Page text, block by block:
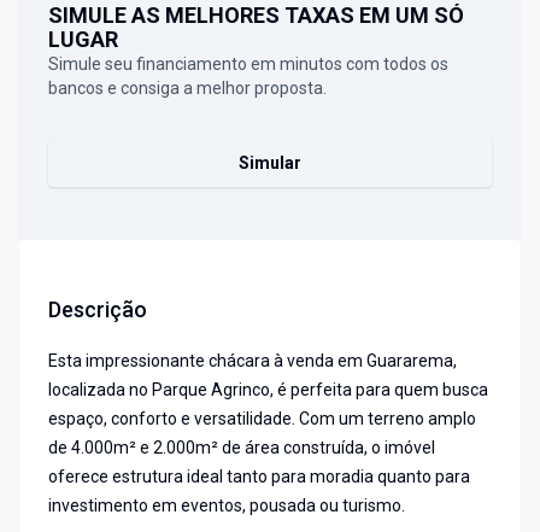
SIMULE AS MELHORES TAXAS EM UM SÓ
LUGAR
Simule seu financiamento em minutos com todos os
bancos e consiga a melhor proposta.
Simular
Descrição
Esta impressionante chácara à venda em Guararema,
localizada no Parque Agrinco, é perfeita para quem busca
espaço, conforto e versatilidade. Com um terreno amplo
de 4.000m² e 2.000m² de área construída, o imóvel
oferece estrutura ideal tanto para moradia quanto para
investimento em eventos, pousada ou turismo.